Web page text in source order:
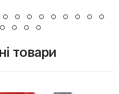
товари